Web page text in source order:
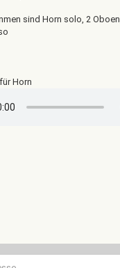
sind Horn solo, 2
Horn